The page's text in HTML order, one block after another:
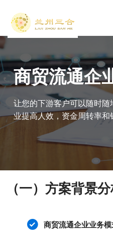
商贸流通企
让您的下游客户可以随时
业提高人效，资金周转率和
（一）方案背景分
商贸流通企业业务